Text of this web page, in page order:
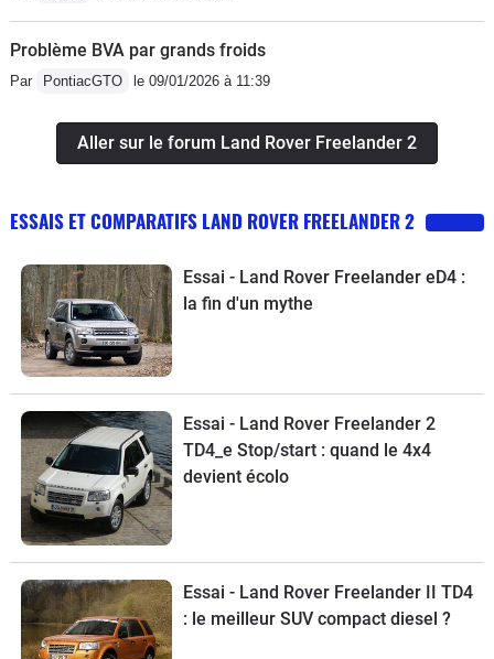
Problème BVA par grands froids
Par PontiacGTO le 09/01/2026 à 11:39
Aller sur le forum Land Rover Freelander 2
ESSAIS ET COMPARATIFS LAND ROVER FREELANDER 2
Essai - Land Rover Freelander eD4 :
la fin d'un mythe
Essai - Land Rover Freelander 2
TD4_e Stop/start : quand le 4x4
devient écolo
Essai - Land Rover Freelander II TD4
: le meilleur SUV compact diesel ?